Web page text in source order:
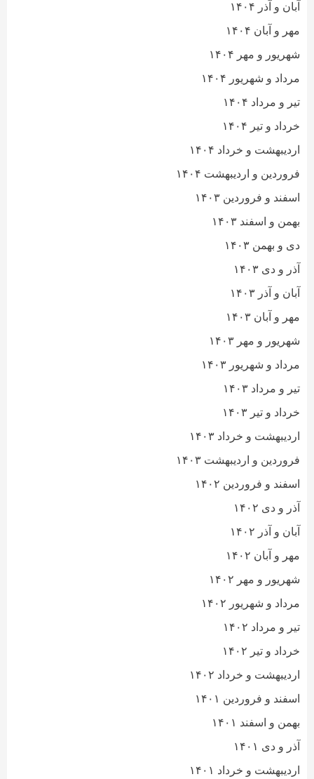
آبان و آذر ۱۴۰۴
مهر و آبان ۱۴۰۴
شهریور و مهر ۱۴۰۴
مرداد و شهریور ۱۴۰۴
تیر و مرداد ۱۴۰۴
خرداد و تیر ۱۴۰۴
اردیبهشت و خرداد ۱۴۰۴
فروردین و اردیبهشت ۱۴۰۴
اسفند و فروردین ۱۴۰۳
بهمن و اسفند ۱۴۰۳
دی و بهمن ۱۴۰۳
آذر و دی ۱۴۰۳
آبان و آذر ۱۴۰۳
مهر و آبان ۱۴۰۳
شهریور و مهر ۱۴۰۳
مرداد و شهریور ۱۴۰۳
تیر و مرداد ۱۴۰۳
خرداد و تیر ۱۴۰۳
اردیبهشت و خرداد ۱۴۰۳
فروردین و اردیبهشت ۱۴۰۳
اسفند و فروردین ۱۴۰۲
آذر و دی ۱۴۰۲
آبان و آذر ۱۴۰۲
مهر و آبان ۱۴۰۲
شهریور و مهر ۱۴۰۲
مرداد و شهریور ۱۴۰۲
تیر و مرداد ۱۴۰۲
خرداد و تیر ۱۴۰۲
اردیبهشت و خرداد ۱۴۰۲
اسفند و فروردین ۱۴۰۱
بهمن و اسفند ۱۴۰۱
آذر و دی ۱۴۰۱
اردیبهشت و خرداد ۱۴۰۱